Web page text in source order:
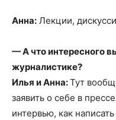
Анна: Лекции,
— А что интересного
журналистике?
Илья и Анна:Тут
заявить о себе в
интервью, как